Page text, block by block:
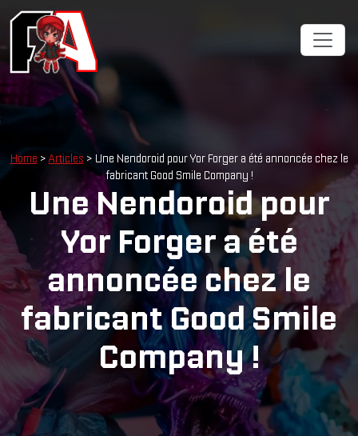
Home > Articles > Une Nendoroid pour Yor Forger a été annoncée chez le
fabricant Good Smile Company !
Une Nendoroid pour
Yor Forger a été
annoncée chez le
fabricant Good Smile
Company !
Cookies management panel